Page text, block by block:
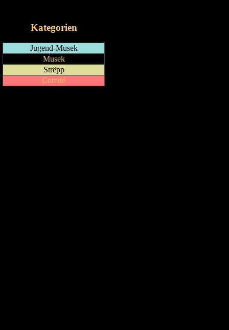
Kategorien
Jugend-Musek
Musek
Strëpp
Comité